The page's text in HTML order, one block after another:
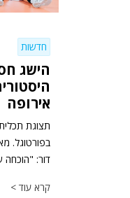
חדשות
הישג
אירופה
תצוגת
דור: "הוכחה
קרא עוד >